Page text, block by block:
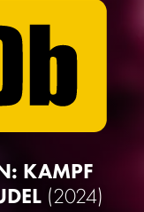
KAMPF
(2024)